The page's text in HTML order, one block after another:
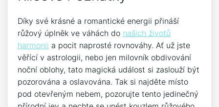
Díky své‍ krásné a ⁣romantické energii přináší
růžový úplněk ve váhách do našich životů
⁢harmonii ⁤ a⁤ pocit⁤ naprosté‍ rovnováhy. ‌Ať už jste
věřící v astrologii, nebo jen milovník ‌obdivování
noční oblohy, tato magická událost⁢ si zaslouží být
pozorována‍ a oslavována. ‍Tak ‍si ⁣najděte ‌místo
pod otevřeným⁣ nebem, pozorujte tento jedinečný